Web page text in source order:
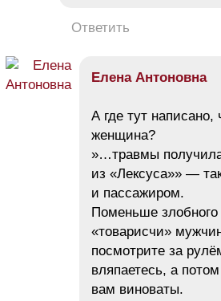
Ответить
Елена Антоновна
А где тут
женщина?
»…травмы
из «Лексуса»» —
и пассажиром.
Поменьше
«товарисчи»
посмотрите за
вляпаетесь, а
вам виноваты.